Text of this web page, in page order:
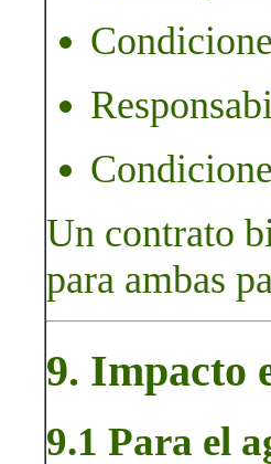
Un contrato
para ambas
9. Impacto
9.1 Para el